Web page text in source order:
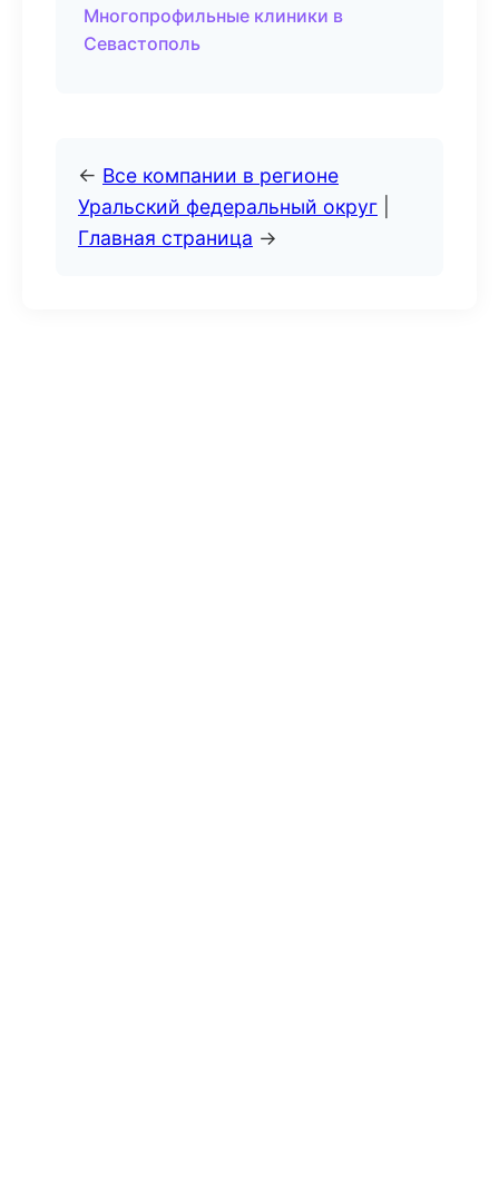
Многопрофильные клиники в
Севастополь
← Все компании в регионе
Уральский федеральный округ
Главная страница →